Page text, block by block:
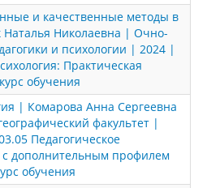
и качественные методы в
Наталья Николаевна | Очно-
и психологии | 2024 |
Практическая
обучения
| Комарова Анна Сергеевна
факультет |
Педагогическое
с дополнительным профилем
обучения